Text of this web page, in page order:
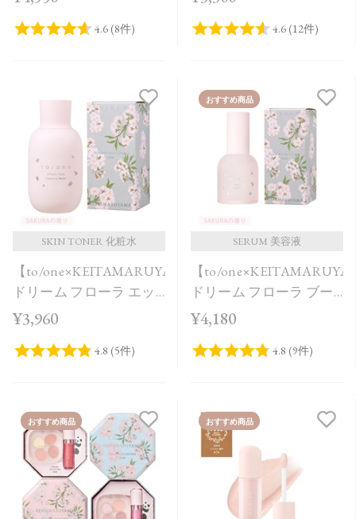
SKIN TONER 化粧水
【to/one×KEITAMARUYAMA】
ドリーム フローラ エッ
センス ウォーター
品＞
¥3,960
おすすめ商品
SERUM 美容液
【to/
ドリーム フローラ ブー
スター セラム SAKURA
¥4,180
おすすめ商品 おすすめ商品